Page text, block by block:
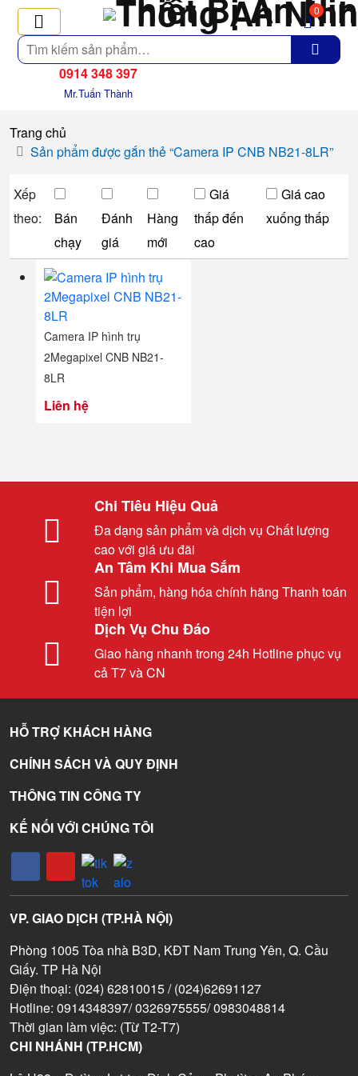
Tìm
kiếm
0
0914 348 397
Mr.Tuấn Thành
Trang chủ
Sản phẩm được gắn thẻ “Camera IP CNB NB21-8LR”
Xếp
theo:
Bán
chạy
Đánh
giá
Hàng
mới
Giá
thấp đến
cao
Giá cao
xuống thấp
Camera IP hình trụ
2Megapixel CNB NB21-
8LR
Liên hệ
Chi Tiêu Hiệu Quả
Đa dạng sản phẩm và dịch vụ Chất lượng
cao với giá ưu đãi
An Tâm Khi Mua Sắm
Sản phẩm, hàng hóa chính hãng Thanh toán
tiện lợi
Dịch Vụ Chu Đáo
Giao hàng nhanh trong 24h Hotline phục vụ
cả T7 và CN
HỖ TRỢ KHÁCH HÀNG
CHÍNH SÁCH VÀ QUY ĐỊNH
THÔNG TIN CÔNG TY
KẾ NỐI VỚI CHÚNG TÔI
VP. GIAO DỊCH (TP.HÀ NỘI)
Phòng 1005 Tòa nhà B3D, KĐT Nam Trung Yên, Q. Cầu
Giấy. TP Hà Nội
Điện thoại: (024) 62810015 / (024)62691127
Hotline: 0914348397/ 0326975555/ 0983048814
Thời gian làm việc: (Từ T2-T7)
CHI NHÁNH (TP.HCM)